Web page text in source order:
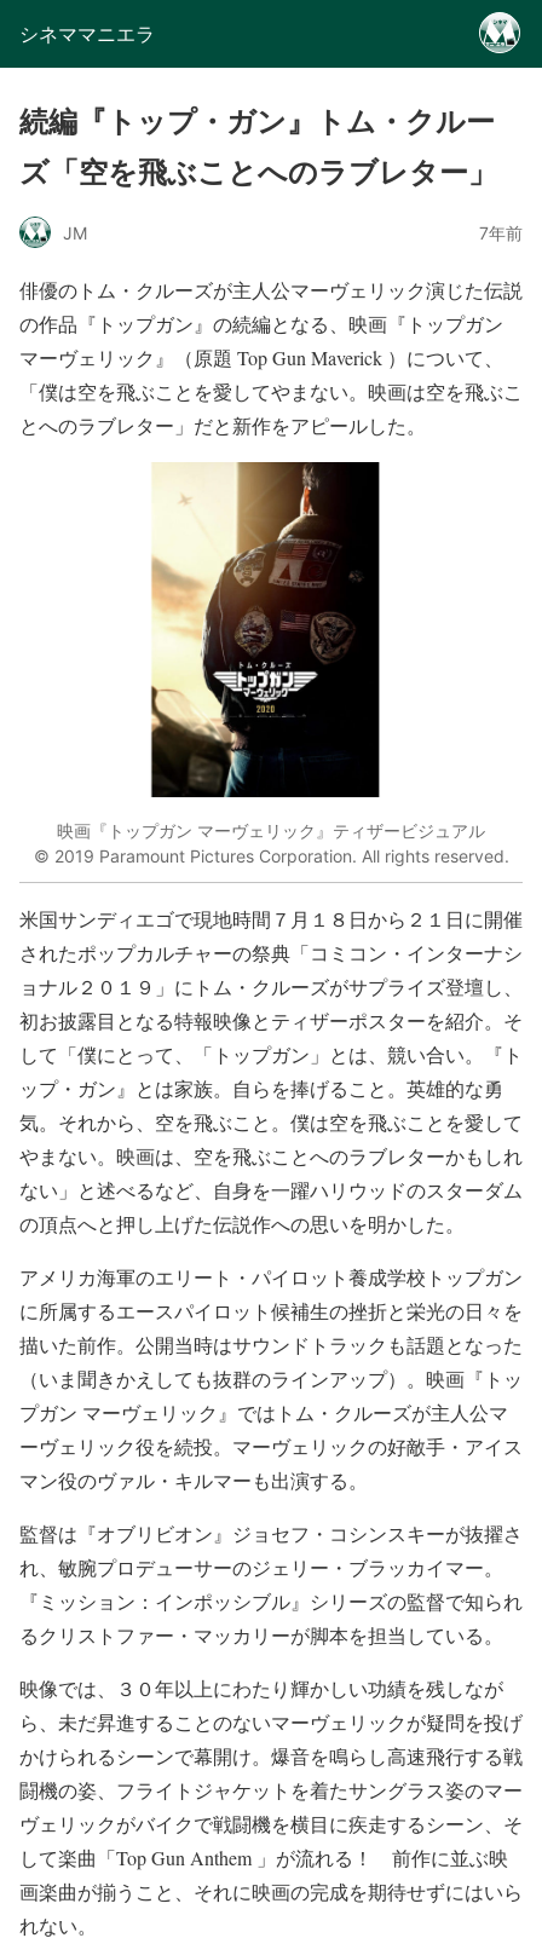
シネママニエラ
続編『トップ・ガン』トム・クルー
ズ「空を飛ぶことへのラブレター」
JM 7年前
俳優のトム・クルーズが主人公マーヴェリック演じた伝説
の作品『トップガン』の続編となる、映画『トップガン
マーヴェリック』（原題 Top Gun Maverick ）について、
「僕は空を飛ぶことを愛してやまない。映画は空を飛ぶこ
とへのラブレター」だと新作をアピールした。
映画『トップガン マーヴェリック』ティザービジュアル
© 2019 Paramount Pictures Corporation. All rights reserved.
米国サンディエゴで現地時間７月１８日から２１日に開催
されたポップカルチャーの祭典「コミコン・インターナシ
ョナル２０１９」にトム・クルーズがサプライズ登壇し、
初お披露目となる特報映像とティザーポスターを紹介。そ
して「僕にとって、「トップガン」とは、競い合い。『ト
ップ・ガン』とは家族。自らを捧げること。英雄的な勇
気。それから、空を飛ぶこと。僕は空を飛ぶことを愛して
やまない。映画は、空を飛ぶことへのラブレターかもしれ
ない」と述べるなど、自身を一躍ハリウッドのスターダム
の頂点へと押し上げた伝説作への思いを明かした。
アメリカ海軍のエリート・パイロット養成学校トップガン
に所属するエースパイロット候補生の挫折と栄光の日々を
描いた前作。公開当時はサウンドトラックも話題となった
（いま聞きかえしても抜群のラインアップ）。映画『トッ
プガン マーヴェリック』ではトム・クルーズが主人公マ
ーヴェリック役を続投。マーヴェリックの好敵手・アイス
マン役のヴァル・キルマーも出演する。
監督は『オブリビオン』ジョセフ・コシンスキーが抜擢さ
れ、敏腕プロデューサーのジェリー・ブラッカイマー。
『ミッション：インポッシブル』シリーズの監督で知られ
るクリストファー・マッカリーが脚本を担当している。
映像では、３０年以上にわたり輝かしい功績を残しなが
ら、未だ昇進することのないマーヴェリックが疑問を投げ
かけられるシーンで幕開け。爆音を鳴らし高速飛行する戦
闘機の姿、フライトジャケットを着たサングラス姿のマー
ヴェリックがバイクで戦闘機を横目に疾走するシーン、そ
して楽曲「Top Gun Anthem 」が流れる！ 前作に並ぶ映
画楽曲が揃うこと、それに映画の完成を期待せずにはいら
れない。